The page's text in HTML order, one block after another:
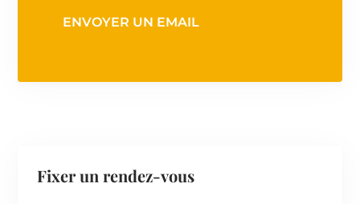
ENVOYER UN EMAIL
Fixer un rendez-vous